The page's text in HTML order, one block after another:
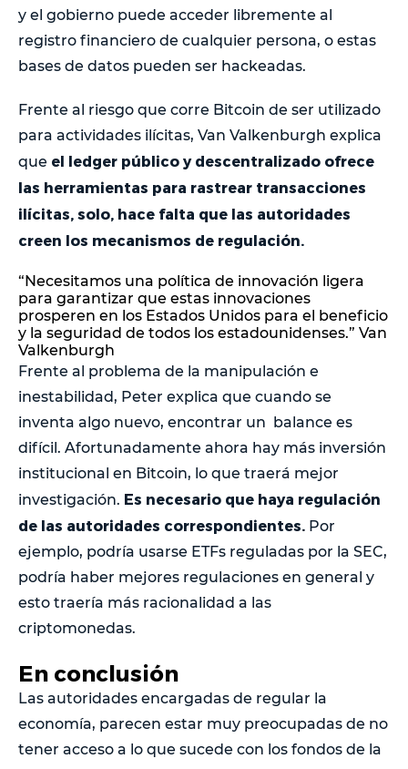
y el gobierno puede acceder libremente al
registro financiero de cualquier persona, o estas
bases de datos pueden ser hackeadas.
Frente al riesgo que corre Bitcoin de ser utilizado
para actividades ilícitas, Van Valkenburgh explica
que el ledger público y descentralizado ofrece
las herramientas para rastrear transacciones
ilícitas, solo, hace falta que las autoridades
creen los mecanismos de regulación.
“Necesitamos una política de innovación ligera
para garantizar que estas innovaciones
prosperen en los Estados Unidos para el beneficio
y la seguridad de todos los estadounidenses.” Van
Valkenburgh
Frente al problema de la manipulación e
inestabilidad, Peter explica que cuando se
inventa algo nuevo, encontrar un balance es
difícil. Afortunadamente ahora hay más inversión
institucional en Bitcoin, lo que traerá mejor
investigación. Es necesario que haya regulación
de las autoridades correspondientes. Por
ejemplo, podría usarse ETFs reguladas por la SEC,
podría haber mejores regulaciones en general y
esto traería más racionalidad a las
criptomonedas.
En conclusión
Las autoridades encargadas de regular la
economía, parecen estar muy preocupadas de no
tener acceso a lo que sucede con los fondos de la